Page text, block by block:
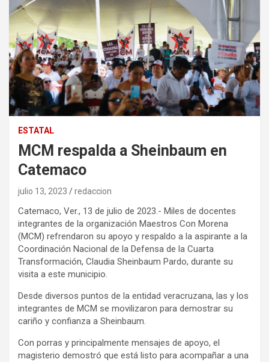
ESTATAL
MCM respalda a Sheinbaum en
Catemaco
julio 13, 2023 redaccion
Catemaco, Ver., 13 de julio de 2023.- Miles de docentes
integrantes de la organización Maestros Con Morena
(MCM) refrendaron su apoyo y respaldo a la aspirante a la
Coordinación Nacional de la Defensa de la Cuarta
Transformación, Claudia Sheinbaum Pardo, durante su
visita a este municipio.
Desde diversos puntos de la entidad veracruzana, las y los
integrantes de MCM se movilizaron para demostrar su
cariño y confianza a Sheinbaum.
Con porras y principalmente mensajes de apoyo, el
magisterio demostró que está listo para acompañar a una